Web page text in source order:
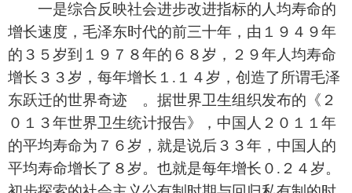
一是综合反映社会进步改进指标的人均寿命的
增长速度，毛泽东时代的前三十年，由１９４９年
的３５岁到１９７８年的６８岁，２９年人均寿命
增长３３岁，每年增长１.１４岁，创造了所谓毛泽
东跃迁的世界奇迹 。据世界卫生组织发布的《２
０１３年世界卫生统计报告》，中国人２０１１年
的平均寿命为７６岁，就是说后３３年，中国人的
平均寿命增长了８岁。也就是每年增长０.２４岁。